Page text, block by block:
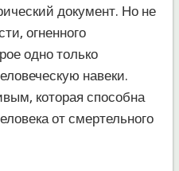
документ. Но не
огненного
одно только
навеки.
которая способна
от смертельного